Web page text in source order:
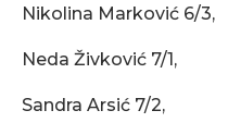
Nikolina Marković 6/3,
Neda Živković 7/1,
Sandra Arsić 7/2,